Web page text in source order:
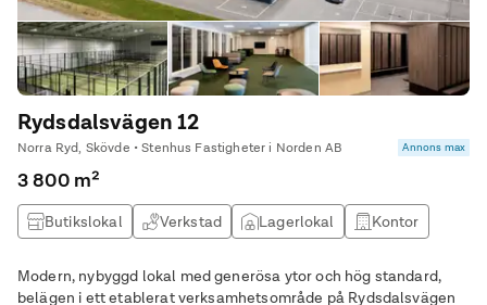
Rydsdalsvägen 12
Norra Ryd, Skövde • Stenhus Fastigheter i Norden AB Annons max
3 800 m²
Butikslokal Verkstad Lagerlokal Kontor
Modern, nybyggd lokal med generösa ytor och hög standard,
belägen i ett etablerat verksamhetsområde på Rydsdalsvägen